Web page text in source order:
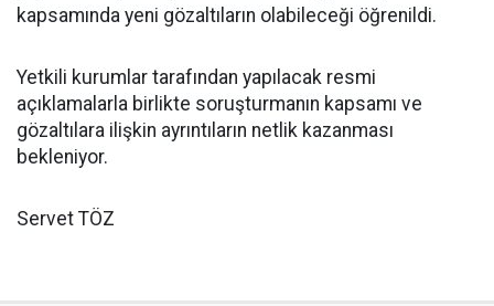
kapsamında yeni gözaltıların olabileceği öğrenildi.
Yetkili kurumlar tarafından yapılacak resmi
açıklamalarla birlikte soruşturmanın kapsamı ve
gözaltılara ilişkin ayrıntıların netlik kazanması
bekleniyor.
Servet TÖZ